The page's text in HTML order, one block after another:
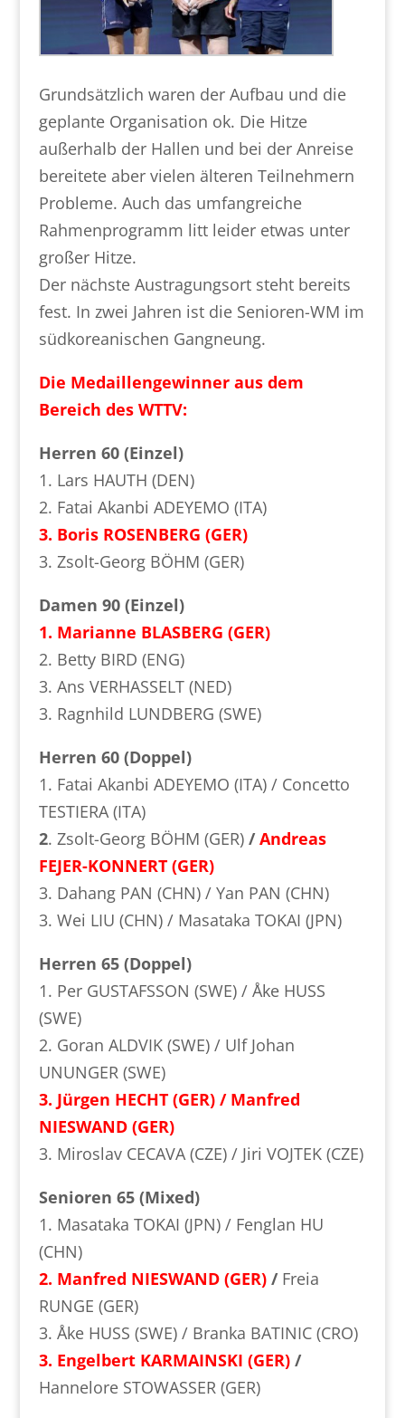
Grundsätzlich waren der Aufbau und die
geplante Organisation ok. Die Hitze
außerhalb der Hallen und bei der Anreise
bereitete aber vielen älteren Teilnehmern
Probleme. Auch das umfangreiche
Rahmenprogramm litt leider etwas unter
großer Hitze.
Der nächste Austragungsort steht bereits
fest. In zwei Jahren ist die Senioren-WM im
südkoreanischen Gangneung.
Die Medaillengewinner aus dem
Bereich des WTTV:
Herren 60 (Einzel)
1. Lars HAUTH (DEN)
2. Fatai Akanbi ADEYEMO (ITA)
3. Boris ROSENBERG (GER)
3. Zsolt-Georg BÖHM (GER)
Damen 90 (Einzel)
1. Marianne BLASBERG (GER)
2. Betty BIRD (ENG)
3. Ans VERHASSELT (NED)
3. Ragnhild LUNDBERG (SWE)
Herren 60 (Doppel)
1. Fatai Akanbi ADEYEMO (ITA) / Concetto
TESTIERA (ITA)
2. Zsolt-Georg BÖHM (GER)/Andreas
FEJER-KONNERT (GER)
3. Dahang PAN (CHN) / Yan PAN (CHN)
3. Wei LIU (CHN) / Masataka TOKAI (JPN)
Herren 65 (Doppel)
1. Per GUSTAFSSON (SWE) / Åke HUSS
(SWE)
2. Goran ALDVIK (SWE) / Ulf Johan
UNUNGER (SWE)
3. Jürgen HECHT (GER) / Manfred
NIESWAND (GER)
3. Miroslav CECAVA (CZE) / Jiri VOJTEK (CZE)
Senioren 65 (Mixed)
1. Masataka TOKAI (JPN) / Fenglan HU
(CHN)
2. Manfred NIESWAND (GER)/ Freia
RUNGE (GER)
3. Åke HUSS (SWE) / Branka BATINIC (CRO)
3. Engelbert KARMAINSKI (GER)/
Hannelore STOWASSER (GER)